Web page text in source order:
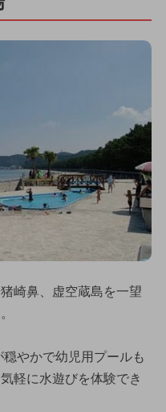
崎鼻、虚空蔵島を一望
やかで幼児用プールも
軽に水遊びを体験でき